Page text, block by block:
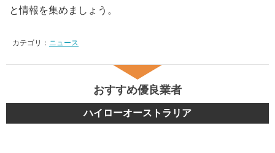
と情報を集めましょう。
カテゴリ： ニュース
おすすめ優良業者
ハイローオーストラリア